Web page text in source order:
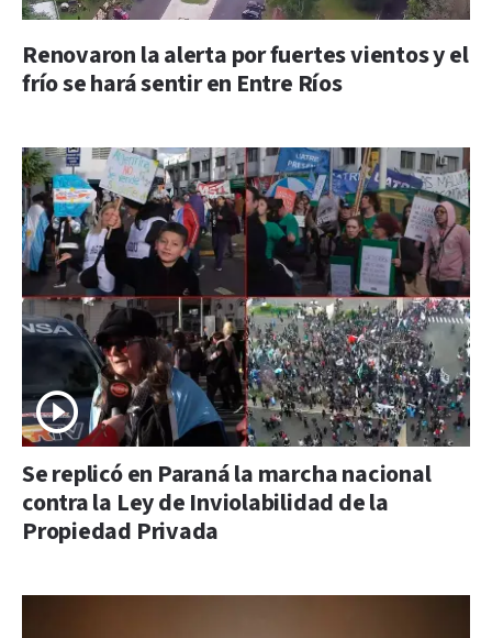
Renovaron la alerta por fuertes vientos y el
frío se hará sentir en Entre Ríos
Se replicó en Paraná la marcha nacional
contra la Ley de Inviolabilidad de la
Propiedad Privada